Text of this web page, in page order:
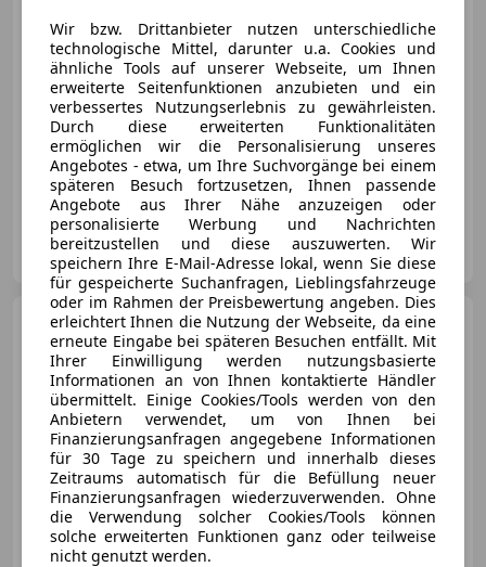
€ 14 900
06/2023 19 500 km Benzin
81 kW (110 PS)
Autohaus Seidl GmbH
AT-8200 Gleisdorf
Opel Crossland X Edition
€ 10 990
Wir bzw. Drittanbieter nutzen unterschiedliche
technologische Mittel, darunter u.a. Cookies und
ähnliche Tools auf unserer Webseite, um Ihnen
erweiterte Seitenfunktionen anzubieten und ein
verbessertes Nutzungserlebnis zu gewährleisten.
Durch diese erweiterten Funktionalitäten
ermöglichen wir die Personalisierung unseres
Angebotes - etwa, um Ihre Suchvorgänge bei einem
späteren Besuch fortzusetzen, Ihnen passende
Angebote aus Ihrer Nähe anzuzeigen oder
personalisierte Werbung und Nachrichten
bereitzustellen und diese auszuwerten. Wir
speichern Ihre E-Mail-Adresse lokal, wenn Sie diese
für gespeicherte Suchanfragen, Lieblingsfahrzeuge
oder im Rahmen der Preisbewertung angeben. Dies
erleichtert Ihnen die Nutzung der Webseite, da eine
erneute Eingabe bei späteren Besuchen entfällt. Mit
Ihrer Einwilligung werden nutzungsbasierte
Informationen an von Ihnen kontaktierte Händler
übermittelt. Einige Cookies/Tools werden von den
Anbietern verwendet, um von Ihnen bei
Finanzierungsanfragen angegebene Informationen
für 30 Tage zu speichern und innerhalb dieses
Zeitraums automatisch für die Befüllung neuer
Finanzierungsanfragen wiederzuverwenden. Ohne
die Verwendung solcher Cookies/Tools können
solche erweiterten Funktionen ganz oder teilweise
nicht genutzt werden.